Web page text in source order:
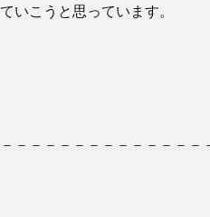
いこうと思っています。
－－－－－－－－－－－－－